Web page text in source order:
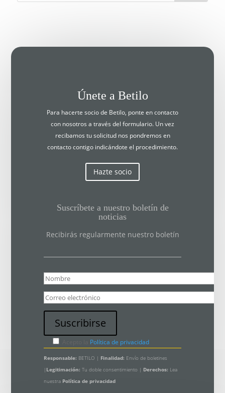
Únete a Betilo
Para hacerte socio de Betilo, ponte en contacto
con nosotros a través del formulario. Un vez
recibamos tu solicitud nos pondremos en
contacto contigo indicándote el procedimiento.
Hazte socio
Suscríbete a nuestro boletín de
noticias
Recibirás regularmente nuestro boletín
Política de privacidad
Responsable: BETILO | Finalidad: Envío de boletines
| Legitimación: Tu doble consentimiento | Derechos: Lea
nuestra Política de privacidad